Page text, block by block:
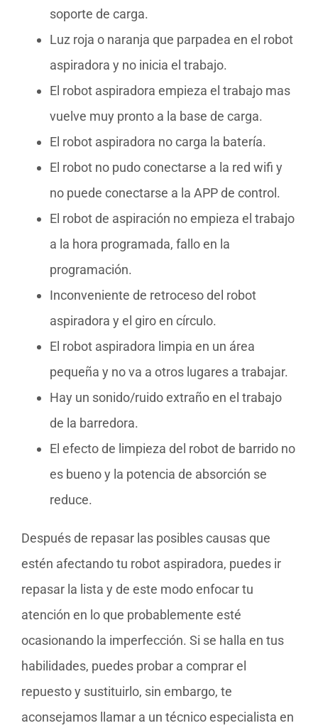
soporte de carga.
Luz roja o naranja que parpadea en el robot
aspiradora y no inicia el trabajo.
El robot aspiradora empieza el trabajo mas
vuelve muy pronto a la base de carga.
El robot aspiradora no carga la batería.
El robot no pudo conectarse a la red wifi y
no puede conectarse a la APP de control.
El robot de aspiración no empieza el trabajo
a la hora programada, fallo en la
programación.
Inconveniente de retroceso del robot
aspiradora y el giro en círculo.
El robot aspiradora limpia en un área
pequeña y no va a otros lugares a trabajar.
Hay un sonido/ruido extraño en el trabajo
de la barredora.
El efecto de limpieza del robot de barrido no
es bueno y la potencia de absorción se
reduce.
Después de repasar las posibles causas que
estén afectando tu robot aspiradora, puedes ir
repasar la lista y de este modo enfocar tu
atención en lo que probablemente esté
ocasionando la imperfección. Si se halla en tus
habilidades, puedes probar a comprar el
repuesto y sustituirlo, sin embargo, te
aconsejamos llamar a un técnico especialista en